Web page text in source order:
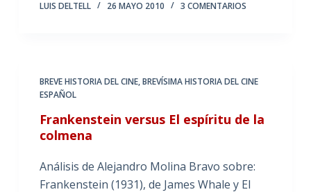
LUIS DELTELL 26 MAYO 2010 3 COMENTARIOS
BREVE HISTORIA DEL CINE,BREVÍSIMA HISTORIA DEL CINE
ESPAÑOL
Frankenstein versus El espíritu de la
colmena
Análisis de Alejandro Molina Bravo sobre:
Frankenstein (1931), de James Whale y El